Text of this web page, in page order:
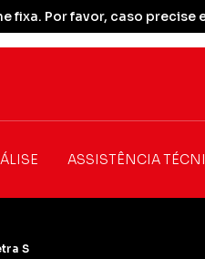
fixa. Por favor, caso
ASSISTÊNCIA
S